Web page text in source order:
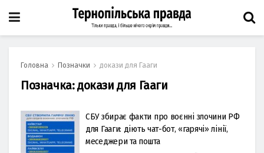
Головна Позначки докази для Гааги
Позначка:докази для Гааги
СБУ збирає факти про воєнні злочини РФ
для Гааги: діють чат-бот, «гарячі» лінії,
меседжери та пошта